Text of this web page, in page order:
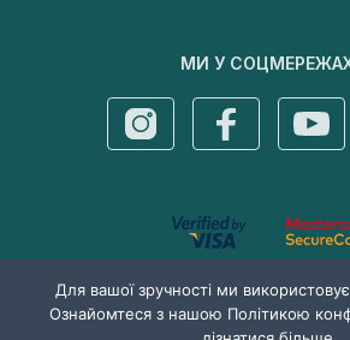
МИ У
© 2026 Dermal cosmetics . Усі
Для вашої зручності ми
Ознайомтеся з нашою Політикою